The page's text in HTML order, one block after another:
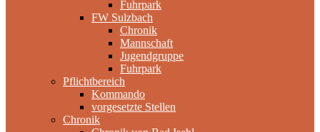
Fuhrpark
FW Sulzbach
Chronik
Mannschaft
Jugendgruppe
Fuhrpark
Pflichtbereich
Kommando
vorgesetzte Stellen
Chronik